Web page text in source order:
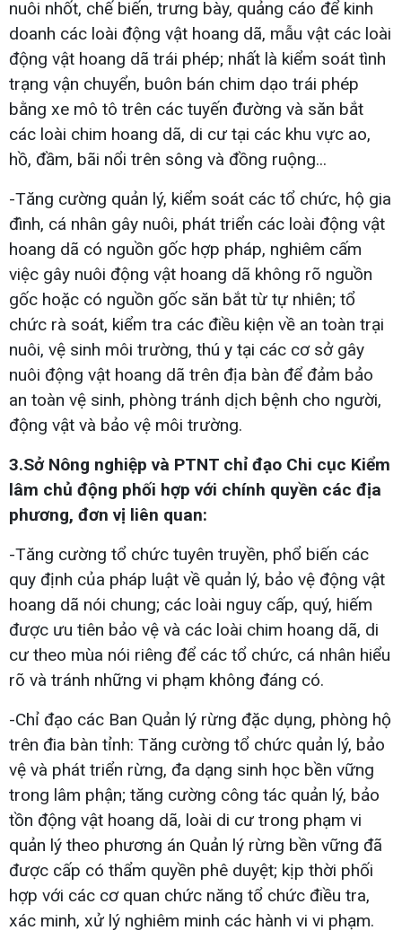
nuôi nhốt, chế biến, trưng bày, quảng cáo để kinh
doanh các loài động vật hoang dã, mẫu vật các loài
động vật hoang dã trái phép; nhất là kiểm soát tình
trạng vận chuyển, buôn bán chim dạo trái phép
bằng xe mô tô trên các tuyến đường và săn bắt
các loài chim hoang dã, di cư tại các khu vực ao,
hồ, đầm, bãi nổi trên sông và đồng ruộng...
-Tăng cường quản lý, kiểm soát các tổ chức, hộ gia
đình, cá nhân gây nuôi, phát triển các loài động vật
hoang dã có nguồn gốc hợp pháp, nghiêm cấm
việc gây nuôi động vật hoang dã không rõ nguồn
gốc hoặc có nguồn gốc săn bắt từ tự nhiên; tổ
chức rà soát, kiểm tra các điều kiện về an toàn trại
nuôi, vệ sinh môi trường, thú y tại các cơ sở gây
nuôi động vật hoang dã trên địa bàn để đảm bảo
an toàn vệ sinh, phòng tránh dịch bệnh cho người,
động vật và bảo vệ môi trường.
3.Sở Nông nghiệp và PTNT chỉ đạo Chi cục Kiểm
lâm chủ động phối hợp với chính quyền các địa
phương, đơn vị liên quan:
-Tăng cường tổ chức tuyên truyền, phổ biến các
quy định của pháp luật về quản lý, bảo vệ động vật
hoang dã nói chung; các loài nguy cấp, quý, hiếm
được ưu tiên bảo vệ và các loài chim hoang dã, di
cư theo mùa nói riêng để các tổ chức, cá nhân hiểu
rõ và tránh những vi phạm không đáng có.
-Chỉ đạo các Ban Quản lý rừng đặc dụng, phòng hộ
trên đia bàn tỉnh: Tăng cường tổ chức quản lý, bảo
vệ và phát triển rừng, đa dạng sinh học bền vững
trong lâm phận; tăng cường công tác quản lý, bảo
tồn động vật hoang dã, loài di cư trong phạm vi
quản lý theo phương án Quản lý rừng bền vững đã
được cấp có thẩm quyền phê duyệt; kịp thời phối
hợp với các cơ quan chức năng tổ chức điều tra,
xác minh, xử lý nghiêm minh các hành vi vi phạm.